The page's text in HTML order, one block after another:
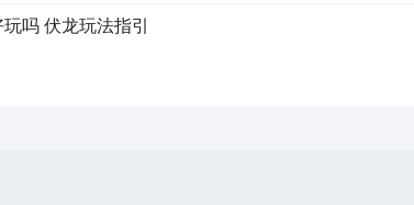
吗 伏龙玩法指引